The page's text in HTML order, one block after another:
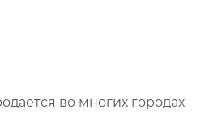
во многих городах